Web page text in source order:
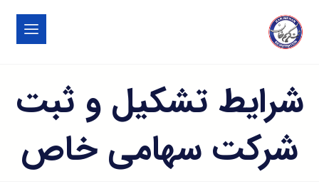
شرایط تشکیل و ثبت
شرکت سهامی خاص